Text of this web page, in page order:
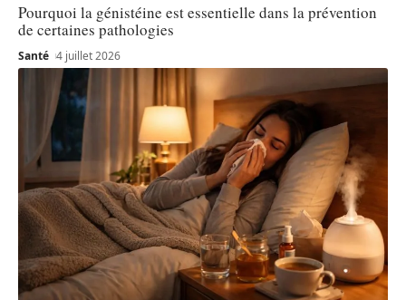
Pourquoi la génistéine est essentielle dans la prévention
de certaines pathologies
Santé 4 juillet 2026